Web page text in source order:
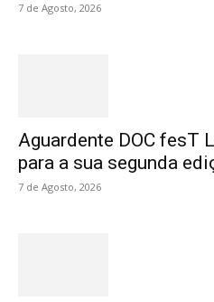
7 de Agosto, 2026
Aguardente DOC fesT
para a sua segunda
7 de Agosto, 2026